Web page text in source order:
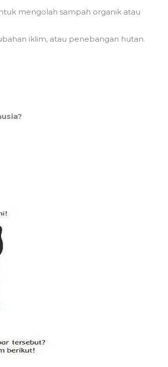
mengolah sampah organik atau
iklim, atau penebangan hutan.